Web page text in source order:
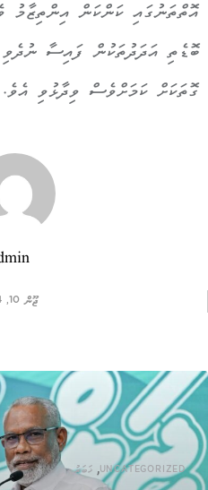
އޮތްތަނުގައި ކަންކަން އިންތިޒާމު
ބޮޑެތި އަދަދުތަކުން ފައިސާ
ގޮތަކަށް ކަމަށްވެސް ވިދާޅުވި އެވެ.
ޖޫން 10, 2024
UNCATEGORIZED
,ޚަބަރު